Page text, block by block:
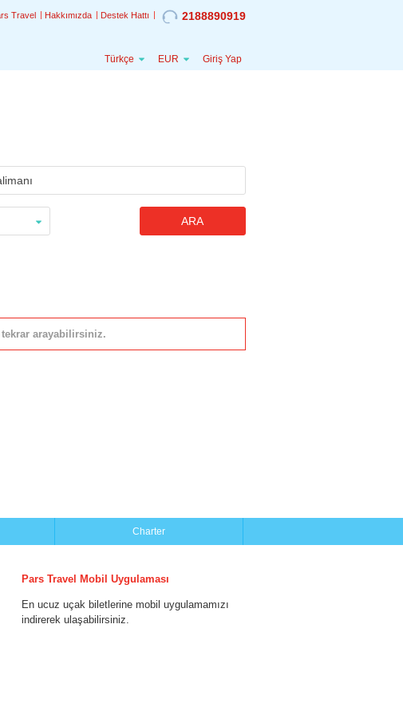
Travel Hakkımızda Destek Hattı 2188890919
Türkçe EUR Giriş Yap
ARA
arayabilirsiniz.
Charter
Pars Travel Mobil Uygulaması
En ucuz uçak biletlerine mobil uygulamamızı
indirerek ulaşabilirsiniz.